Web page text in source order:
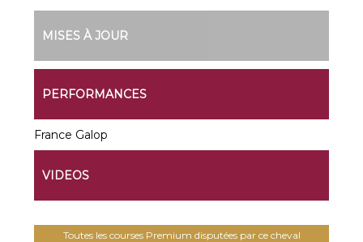
MISES À JOUR
PERFORMANCES
France Galop
VIDEOS
Toutes les courses Premium disputées par ce cheval